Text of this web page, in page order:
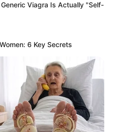
Viagra Is Actually "Self-
6 Key Secrets